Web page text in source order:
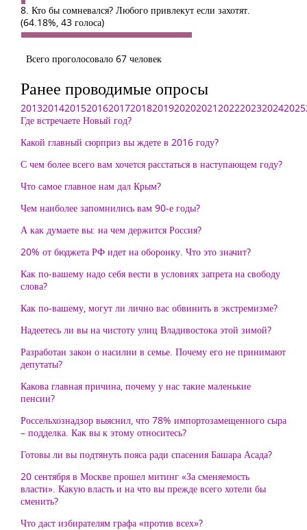
8. Кто бы сомневался? Любого привлекут если захотят.
(64.18%, 43 голоса)
Всего проголосовало 67 человек
Ранее проводимые опросы
2013201420152016201720182019202020212022202320242025
Где встречаете Новый год?
Какой главный сюрприз вы ждете в 2016 году?
С чем более всего вам хочется расстаться в наступающем году?
Что самое главное нам дал Крым?
Чем наиболее запомнились вам 90-е годы?
А как думаете вы: на чем держится Россия?
20% от бюджета РФ идет на оборонку. Что это значит?
Как по-вашему надо себя вести в условиях запрета на свободу
слова?
Как по-вашему, могут ли лично вас обвинить в экстремизме?
Надеетесь ли вы на чистоту улиц Владивостока этой зимой?
Разработан закон о насилии в семье. Почему его не принимают
депутаты?
Какова главная причина, почему у нас такие маленькие
пенсии?
Россельхознадзор выяснил, что 78% импортозамещенного сыра
– подделка. Как вы к этому относитесь?
Готовы ли вы подтянуть пояса ради спасения Башара Асада?
20 сентября в Москве прошел митинг «За сменяемость
власти». Какую власть и на что вы прежде всего хотели бы
сменить?
Что даст избирателям графа «против всех»?